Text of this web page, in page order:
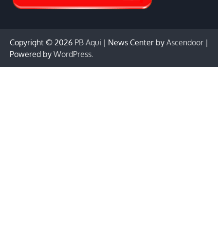
Copyright © 2026 PB Aqui | News Center by Ascendoor |
Powered by WordPress.